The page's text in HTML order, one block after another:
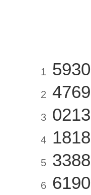
1 5930
2 4769
3 0213
4 1818
5 3388
6 6190